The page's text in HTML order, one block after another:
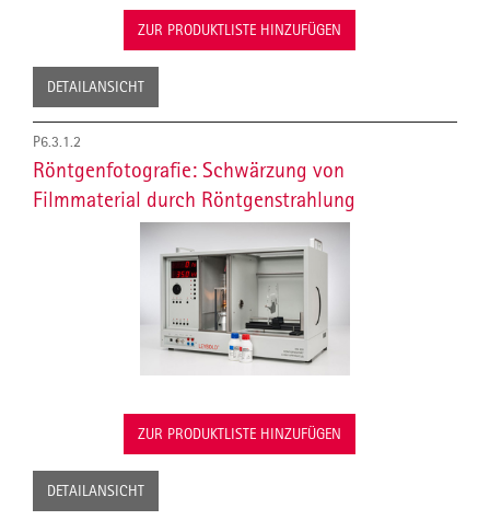
ZUR PRODUKTLISTE HINZUFÜGEN
DETAILANSICHT
P6.3.1.2
Röntgenfotografie: Schwärzung von
Filmmaterial durch Röntgenstrahlung
ZUR PRODUKTLISTE HINZUFÜGEN
DETAILANSICHT